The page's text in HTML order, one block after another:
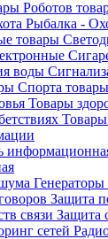
Роботов
Рыбалка -
Спорта товары
Товары
Товары
Защита
Защита